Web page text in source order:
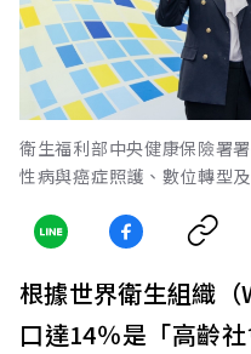
衛生福利部中央健康保險署
性病與癌症照護、數位轉型
根據世界衛生組織
口達14％是「高齡